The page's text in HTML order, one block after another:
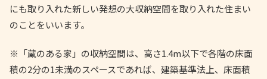
にも取り入れた新しい発想の大収納空間を取り入れた住まい
のことをいいます。
※「蔵のある家」の収納空間は、高さ1.4m以下で各階の床面
積の2分の1未満のスペースであれば、建築基準法上、床面積